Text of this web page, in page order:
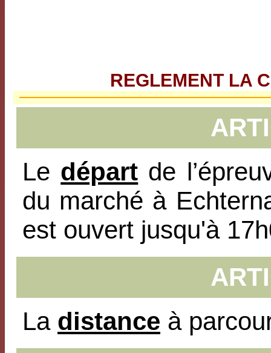
REGLEMENT LA
Le départ de
du marché à
est ouvert jusqu'à
La distance à